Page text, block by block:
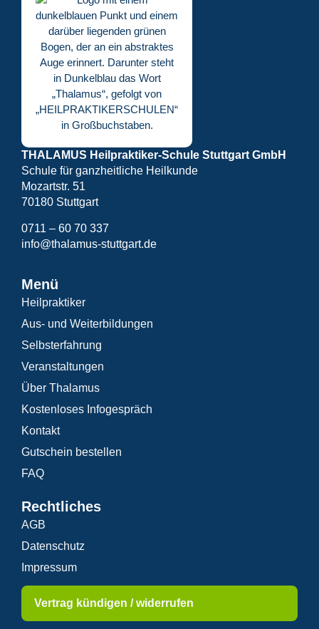
THALAMUS Heilpraktiker-Schule Stuttgart GmbH
Schule für ganzheitliche Heilkunde
Mozartstr. 51
70180 Stuttgart
0711 – 60 70 337
info@thalamus-stuttgart.de
Menü
Heilpraktiker
Aus- und Weiterbildungen
Selbsterfahrung
Veranstaltungen
Über Thalamus
Kostenloses Infogespräch
Kontakt
Gutschein bestellen
FAQ
Rechtliches
AGB
Datenschutz
Impressum
Vertrag kündigen / widerrufen